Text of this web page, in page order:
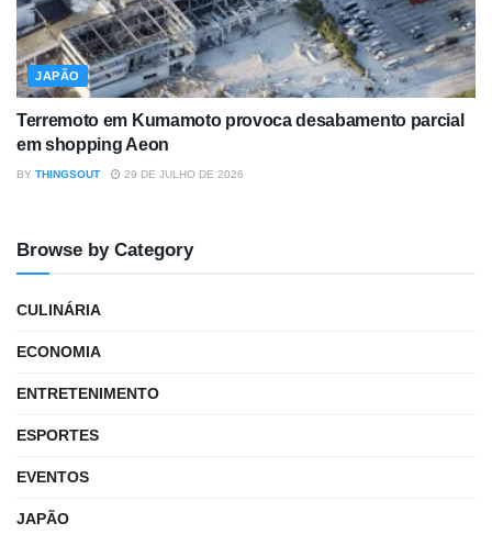
JAPÃO
Terremoto em Kumamoto provoca desabamento parcial
em shopping Aeon
BY THINGSOUT 29 DE JULHO DE 2026
Browse by Category
CULINÁRIA
ECONOMIA
ENTRETENIMENTO
ESPORTES
EVENTOS
JAPÃO